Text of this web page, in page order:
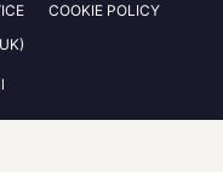
COOKIE POLICY